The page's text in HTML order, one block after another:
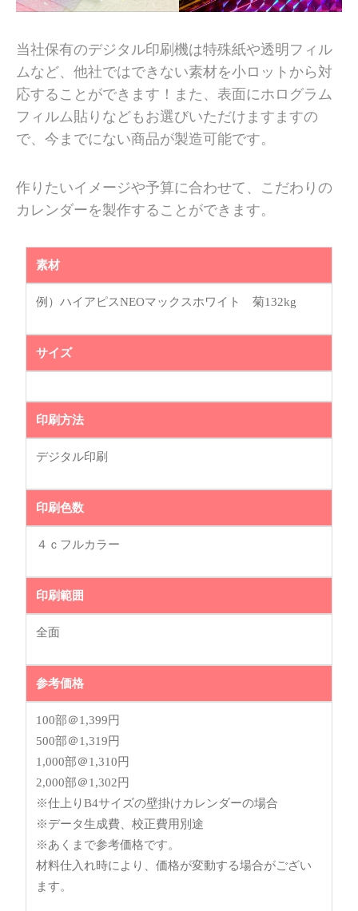
当社保有のデジタル印刷機は特殊紙や透明フィル
ムなど、他社ではできない素材を小ロットから対
応することができます！また、表面にホログラム
フィルム貼りなどもお選びいただけますますの
で、今までにない商品が製造可能です。
作りたいイメージや予算に合わせて、こだわりの
カレンダーを製作することができます。
素材
例）ハイアピスNEOマックスホワイト 菊132kg
サイズ
印刷方法
デジタル印刷
印刷色数
４ｃフルカラー
印刷範囲
全面
参考価格
100部＠1,399円
500部＠1,319円
1,000部＠1,310円
2,000部＠1,302円
※仕上りB4サイズの壁掛けカレンダーの場合
※データ生成費、校正費用別途
※あくまで参考価格です。
材料仕入れ時により、価格が変動する場合がござい
ます。